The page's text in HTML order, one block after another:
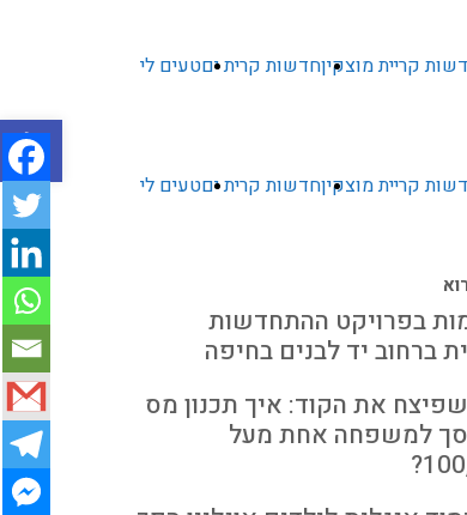
קריית מוצקיןחדשות קרית יםטעים לי
קריית מוצקיןחדשות קרית יםטעים לי
בפרויקט ההתחדשות
ברחוב יד לבנים בחיפה
את הקוד: איך תכנון מס
למשפחה אחת מעל
פתח